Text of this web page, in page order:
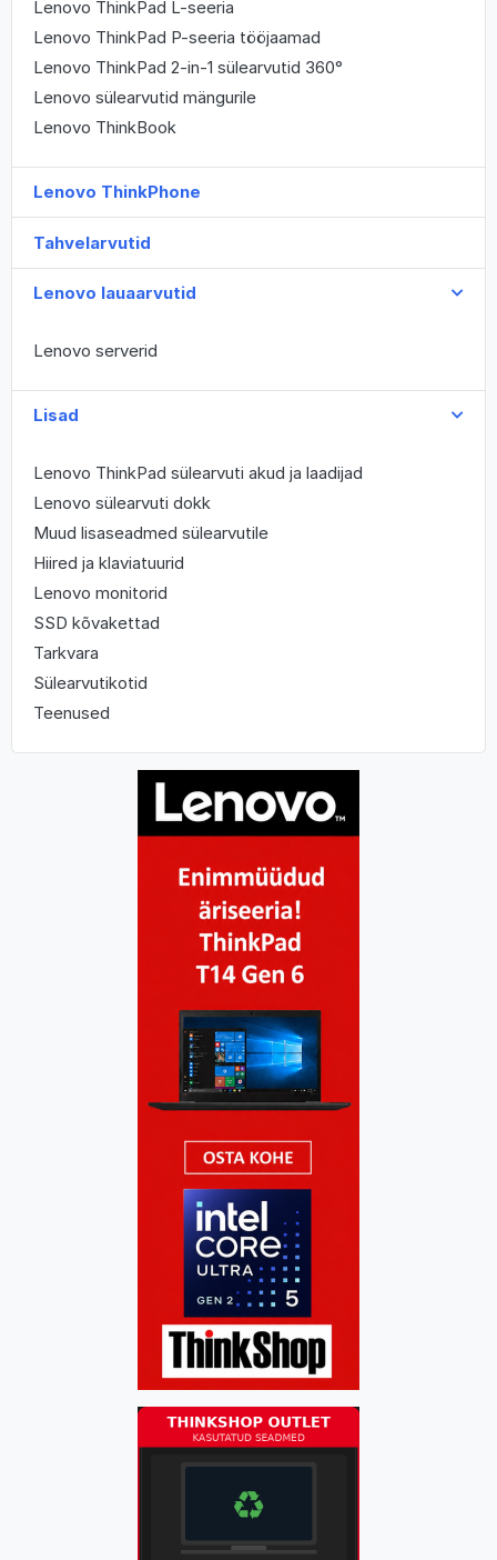
Lenovo ThinkPad L-seeria
Lenovo ThinkPad P-seeria tööjaamad
Lenovo ThinkPad 2-in-1 sülearvutid 360°
Lenovo sülearvutid mängurile
Lenovo ThinkBook
Lenovo ThinkPhone
Tahvelarvutid
Lenovo lauaarvutid
Lenovo serverid
Lisad
Lenovo ThinkPad sülearvuti akud ja laadijad
Lenovo sülearvuti dokk
Muud lisaseadmed sülearvutile
Hiired ja klaviatuurid
Lenovo monitorid
SSD kõvakettad
Tarkvara
Sülearvutikotid
Teenused